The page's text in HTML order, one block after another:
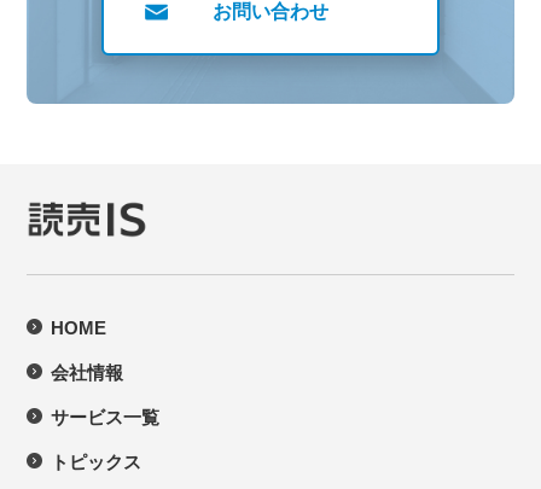
お問い合わせ
HOME
会社情報
サービス一覧
トピックス